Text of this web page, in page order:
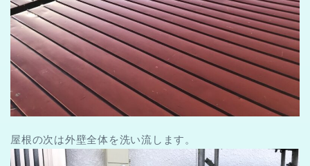
屋根の次は外壁全体を洗い流します。